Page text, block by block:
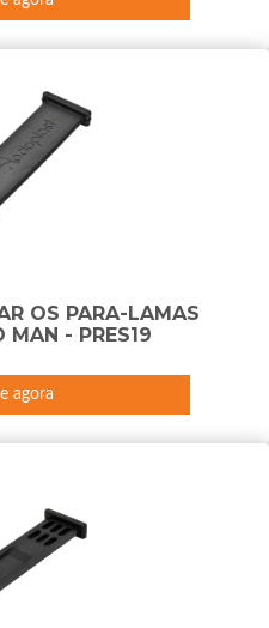
OS PARA-LAMAS
MAN - PRES19
agora